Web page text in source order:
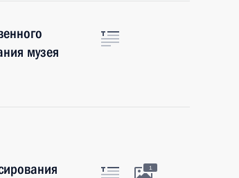
музея
1